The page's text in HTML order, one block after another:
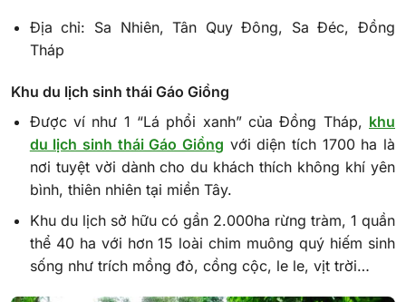
Địa chỉ: Sa Nhiên, Tân Quy Đông, Sa Đéc, Đồng
Tháp
Khu du lịch sinh thái Gáo Giồng
Được ví như 1 “Lá phổi xanh” của Đồng Tháp, khu
du lịch sinh thái Gáo Giồng với diện tích 1700 ha là
nơi tuyệt vời dành cho du khách thích không khí yên
bình, thiên nhiên tại miền Tây.
Khu du lịch sở hữu có gần 2.000ha rừng tràm, 1 quần
thể 40 ha với hơn 15 loài chim muông quý hiếm sinh
sống như trích mồng đỏ, cồng cộc, le le, vịt trời…